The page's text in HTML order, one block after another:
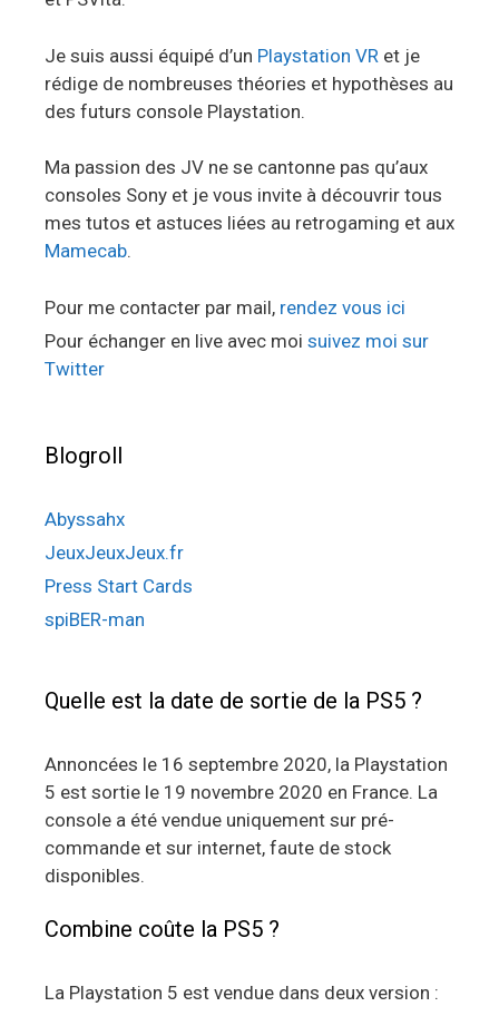
Je suis aussi équipé d’un Playstation VR et je
rédige de nombreuses théories et hypothèses au
des futurs console Playstation.
Ma passion des JV ne se cantonne pas qu’aux
consoles Sony et je vous invite à découvrir tous
mes tutos et astuces liées au retrogaming et aux
Mamecab.
Pour me contacter par mail, rendez vous ici
Pour échanger en live avec moi suivez moi sur
Twitter
Blogroll
Abyssahx
JeuxJeuxJeux.fr
Press Start Cards
spiBER-man
Quelle est la date de sortie de la PS5 ?
Annoncées le 16 septembre 2020, la Playstation
5 est sortie le 19 novembre 2020 en France. La
console a été vendue uniquement sur pré-
commande et sur internet, faute de stock
disponibles.
Combine coûte la PS5 ?
La Playstation 5 est vendue dans deux version :